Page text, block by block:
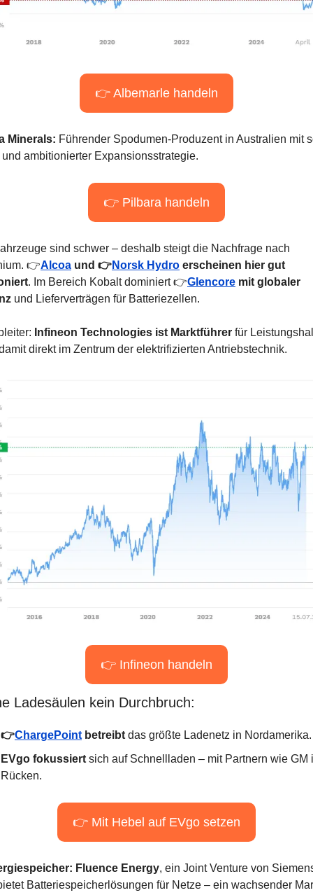
👉 Albemarle handeln
Minerals: Führender Spodumen-Produzent in Australien mit
ambitionierter Expansionsstrategie.
👉 Pilbara handeln
sind schwer – deshalb steigt die Nachfrage nach
👉Alcoa und 👉Norsk Hydro erscheinen hier gut
. Im Bereich Kobalt dominiert 👉Glencore mit globaler
und Lieferverträgen für Batteriezellen.
Infineon Technologies ist Marktführer für
direkt im Zentrum der elektrifizierten Antriebstechnik.
👉 Infineon handeln
Ladesäulen kein Durchbruch:
👉ChargePoint betreibt das größte Ladenetz in Nordamerika.
EVgo fokussiert sich auf Schnellladen – mit Partnern wie GM
Rücken.
👉 Mit Hebel auf EVgo setzen
Fluence Energy, ein Joint Venture von
Batteriespeicherlösungen für Netze – ein wachsender